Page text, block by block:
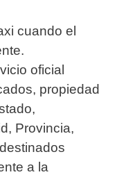
cuando el
oficial
propiedad
Provincia,
a la